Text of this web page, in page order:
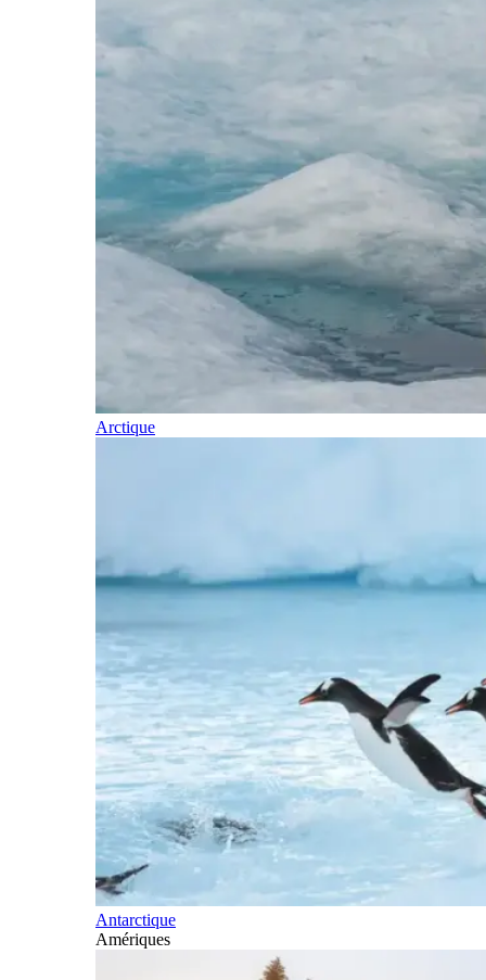
Arctique
Antarctique
Amériques